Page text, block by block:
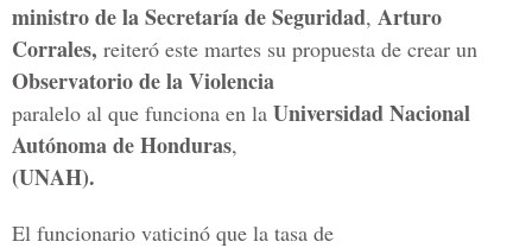
ministro de la Secretaría de Seguridad, Arturo
Corrales, reiteró este martes su propuesta de crear un
Observatorio de la Violencia
paralelo al que funciona en la Universidad Nacional
Autónoma de Honduras,
(UNAH).
El funcionario vaticinó que la tasa de